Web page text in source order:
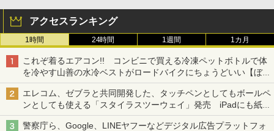
アクセスランキング
1時間 24時間 1週間 1カ月
これぞ着るエアコン!! コンビニで買える冷凍ペットボトルで体
を冷やす山善の水冷ベストがロードバイクにちょうどいい【ぼっ
ち・ざ・ろーど！その14】【空いた時間でなにしてる？】
エレコム、ゼブラと共同開発した、タッチペンとしてもボールペ
ンとしても使える「スタイラスツーウェイ」発売 iPadにも紙に
も、持ち替えずに書き込める
警察庁ら、Google、LINEヤフーなどデジタル広告プラットフォ